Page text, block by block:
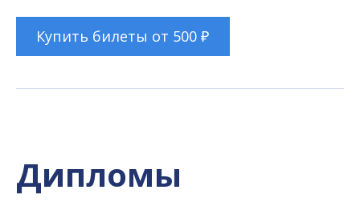
Купить билеты от 500 ₽
Дипломы